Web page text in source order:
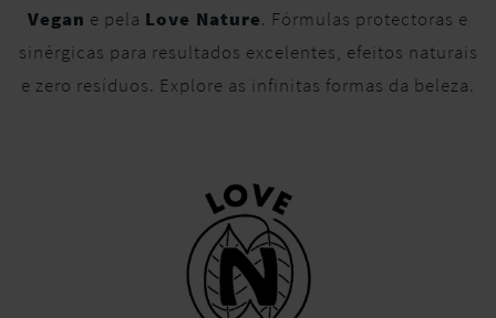
Vegan e pela Love Nature. Fórmulas protectoras e
sinérgicas para resultados excelentes, efeitos naturais
e zero resíduos. Explore as infinitas formas da beleza.